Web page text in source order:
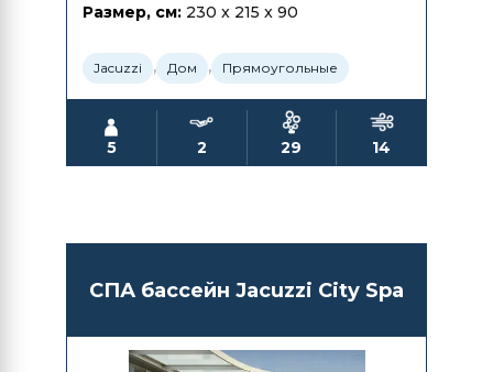
Размер, см: 230 x 215 x 90
Jacuzzi , Дом , Прямоугольные
5 2 29 14
СПА бассейн Jacuzzi City Spa